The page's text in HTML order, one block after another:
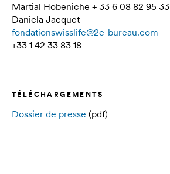
Martial Hobeniche + 33 6 08 82 95 33
Daniela Jacquet
fondationswisslife@2e-bureau.com
+33 1 42 33 83 18
TÉLÉCHARGEMENTS
Dossier de presse (pdf)